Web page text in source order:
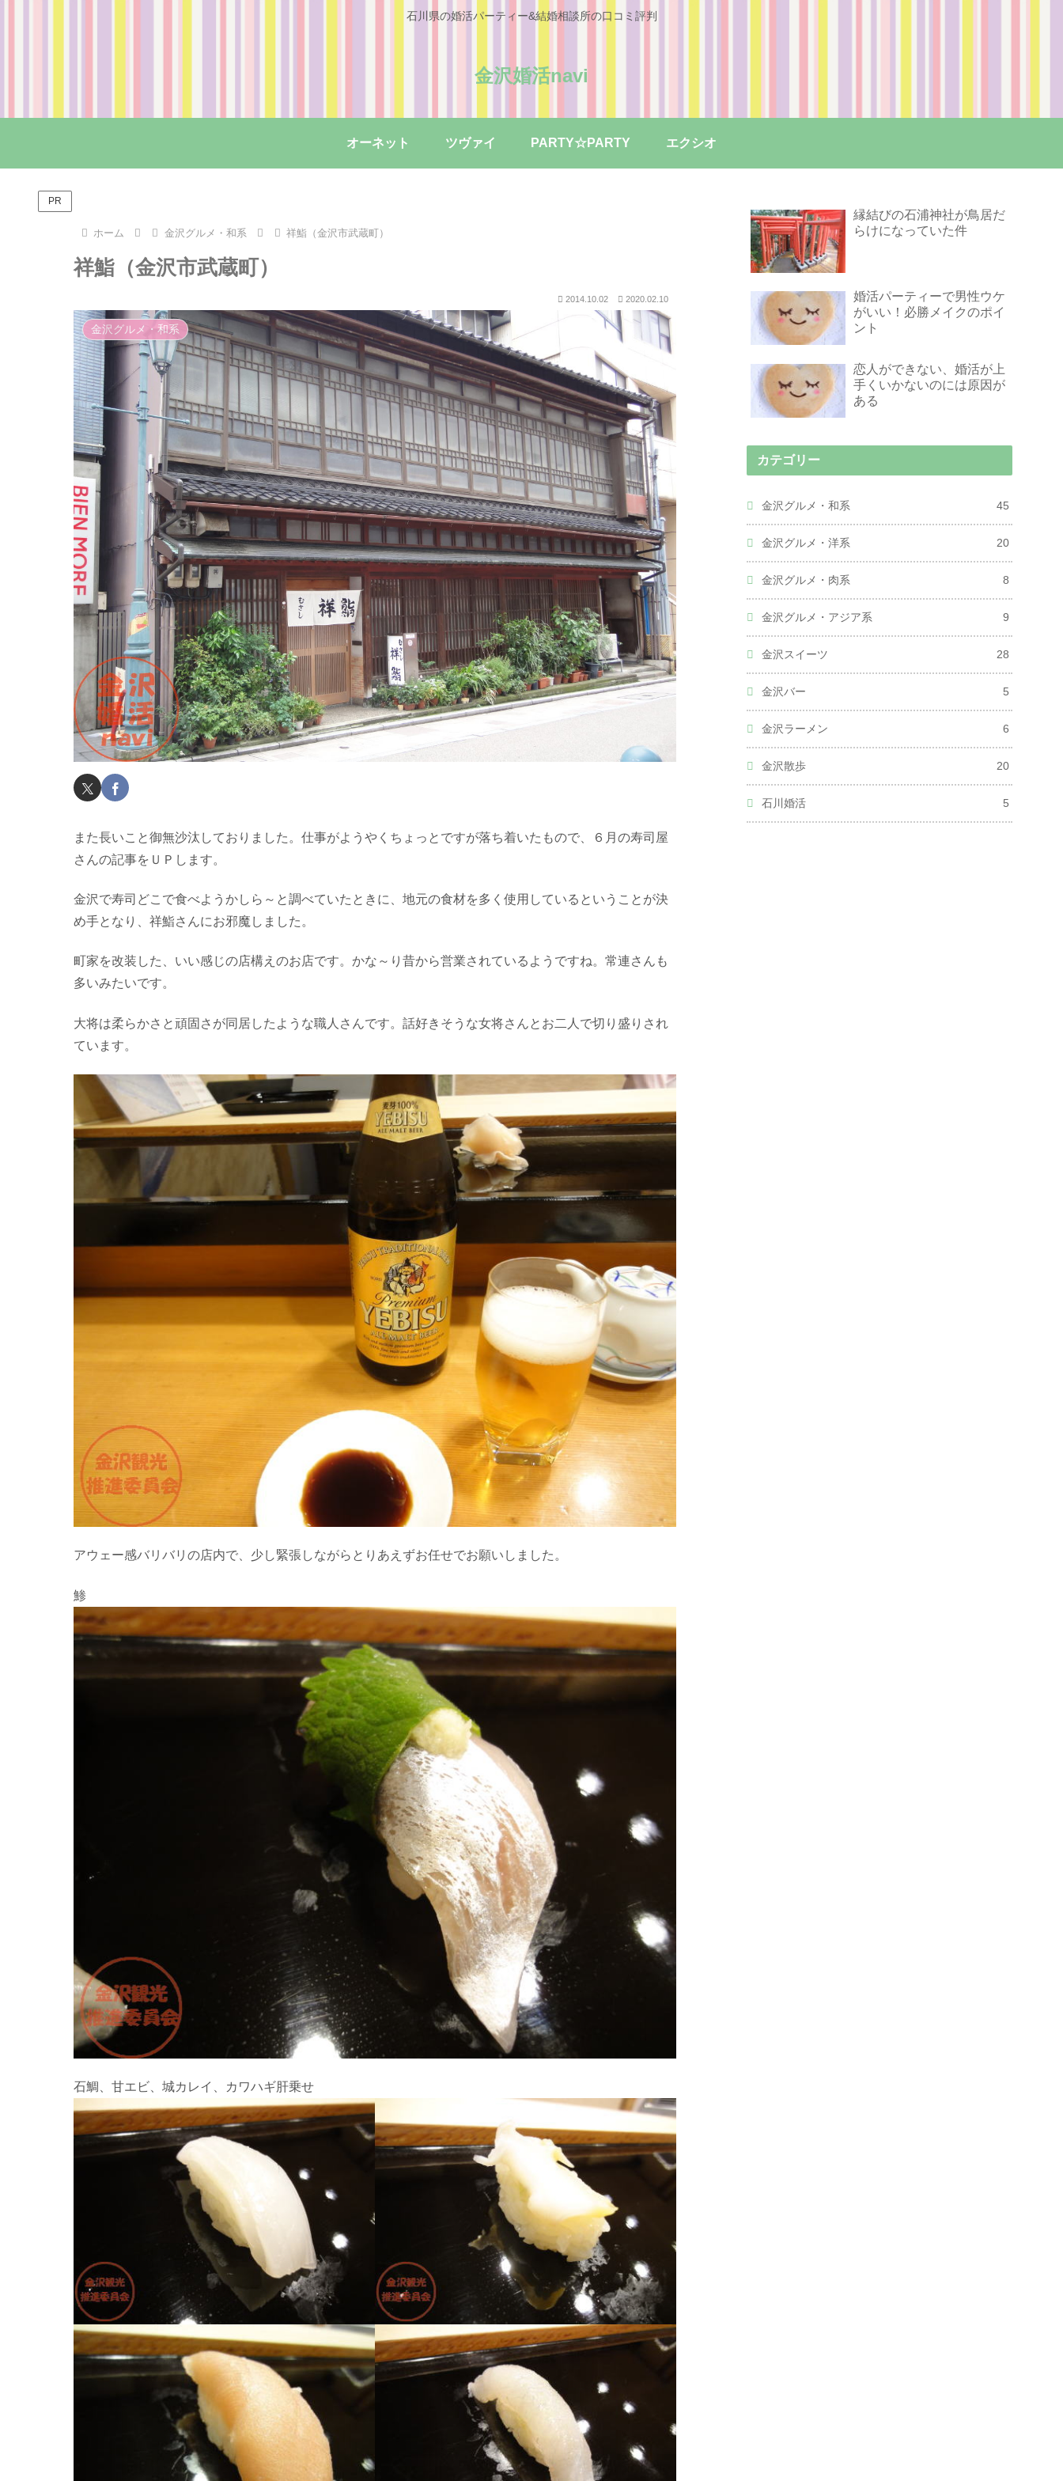
石川県の婚活パーティー&結婚相談所の口コミ評判
金沢婚活navi
オーネット ツヴァイ PARTY☆PARTY エクシオ
PR
ホーム 金沢グルメ・和系 祥鮨（金沢市武蔵町）
祥鮨（金沢市武蔵町）
2014.10.02 2020.02.10
金沢グルメ・和系
また長いこと御無沙汰しておりました。仕事がようやくちょっとですが落ち着いたもので、６月の寿司屋
さんの記事をＵＰします。
金沢で寿司どこで食べようかしら～と調べていたときに、地元の食材を多く使用しているということが決
め手となり、祥鮨さんにお邪魔しました。
町家を改装した、いい感じの店構えのお店です。かな～り昔から営業されているようですね。常連さんも
多いみたいです。
大将は柔らかさと頑固さが同居したような職人さんです。話好きそうな女将さんとお二人で切り盛りされ
ています。
アウェー感バリバリの店内で、少し緊張しながらとりあえずお任せでお願いしました。
鯵
石鯛、甘エビ、城カレイ、カワハギ肝乗せ
縁結びの石浦神社が鳥居だ
らけになっていた件
婚活パーティーで男性ウケ
がいい！必勝メイクのポイ
ント
恋人ができない、婚活が上
手くいかないのには原因が
ある
カテゴリー
金沢グルメ・和系 45
金沢グルメ・洋系 20
金沢グルメ・肉系 8
金沢グルメ・アジア系 9
金沢スイーツ 28
金沢バー 5
金沢ラーメン 6
金沢散歩 20
石川婚活 5